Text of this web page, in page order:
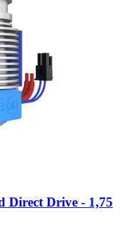
Direct Drive -​ 1,75